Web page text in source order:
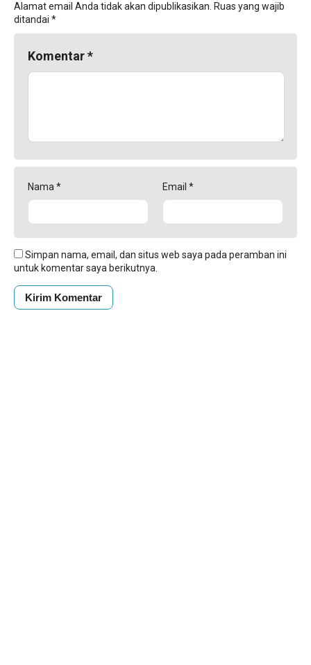
Alamat email Anda tidak akan dipublikasikan. Ruas yang wajib
ditandai *
Komentar*
Nama * Email *
Simpan nama, email, dan situs web saya pada peramban ini
untuk komentar saya berikutnya.